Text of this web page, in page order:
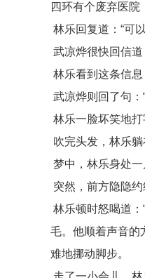
四环有个废弃医
林乐回复道：“可
武凉烨很快回信
林乐看到这条信
武凉烨则回了句：
林乐一脸坏笑地打
吹完头发，林乐
梦中，林乐身处
突然，前方隐隐约
林乐顿时怒喝道
毛。他顺着声音的
难地挪动脚步。